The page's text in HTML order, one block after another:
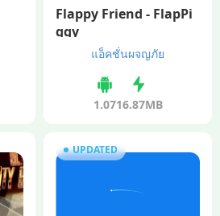
Flappy Friend - FlapPi
ggy
แอ็คชั่นผจญภัย
1.0716.87MB
UPDATED